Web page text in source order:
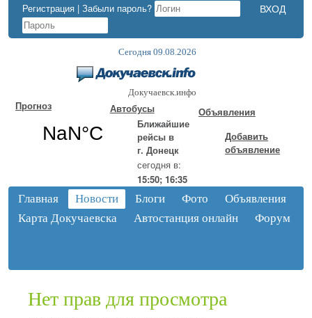
Регистрация | Забыли пароль?
Сегодня 09.08.2026
Докучаевск.инфо
Прогноз
Автобусы
Ближайшие
рейсы в
г. Донецк
сегодня в:
15:50; 16:35
Объявления
Добавить
объявление
Главная Новости Блоги Фото
Объявления
Карта Докучаевска
Автостанция онлайн Форум
Нет прав для просмотра